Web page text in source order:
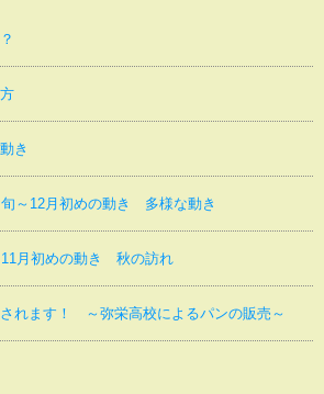
き
～12月初めの動き 多様な動き
月初めの動き 秋の訪れ
れます！ ～弥栄高校によるパンの販売～